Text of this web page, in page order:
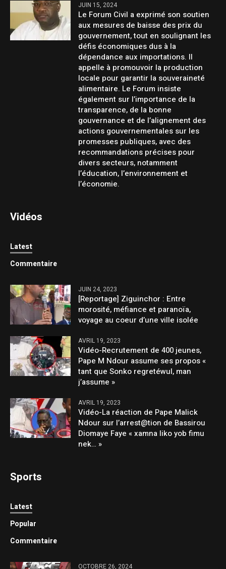
JUIN 15, 2024
Le Forum Civil a exprimé son soutien
aux mesures de baisse des prix du
gouvernement, tout en soulignant les
défis économiques dus à la
dépendance aux importations. Il
appelle à promouvoir la production
locale pour garantir la souveraineté
alimentaire. Le Forum insiste
également sur l’importance de la
transparence, de la bonne
gouvernance et de l’alignement des
actions gouvernementales sur les
promesses publiques, avec des
recommandations précises pour
divers secteurs, notamment
l’éducation, l’environnement et
l’économie.
Vidéos
Latest
Commentaire
JUIN 24, 2023
[Reportage] Ziguinchor : Entre
morosité, méfiance et paranoïa,
voyage au coeur d’une ville isolée
AVRIL 19, 2023
Vidéo-Recrutement de 400 jeunes,
Pape M Ndour assume ses propos «
tant que Sonko regretéwul, man
j’assume »
AVRIL 19, 2023
Vidéo-La réaction de Pape Malick
Ndour sur l’arrest@tion de Bassirou
Diomaye Faye « xamna liko yob fimu
nek… »
Sports
Latest
Popular
Commentaire
OCTOBRE 26, 2024